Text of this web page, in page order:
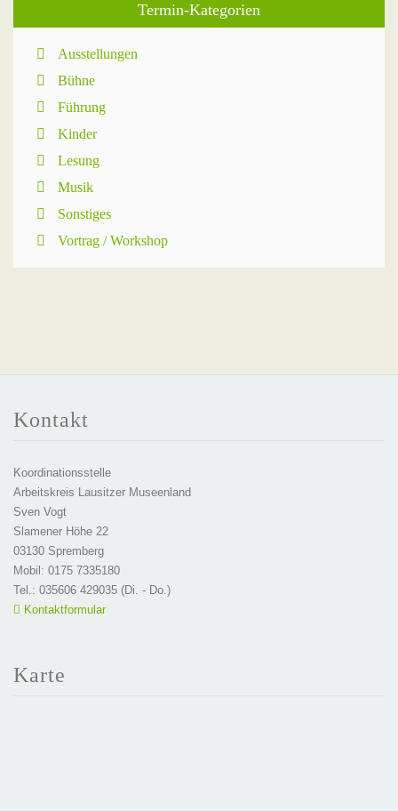
Termin-Kategorien
Ausstellungen
Bühne
Führung
Kinder
Lesung
Musik
Sonstiges
Vortrag / Workshop
Kontakt
Koordinationsstelle
Arbeitskreis Lausitzer Museenland
Sven Vogt
Slamener Höhe 22
03130 Spremberg
Mobil: 0175 7335180
Tel.: 035606 429035 (Di. - Do.)
Kontaktformular
Karte